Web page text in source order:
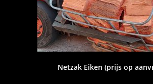
Netzak Eiken (prijs op